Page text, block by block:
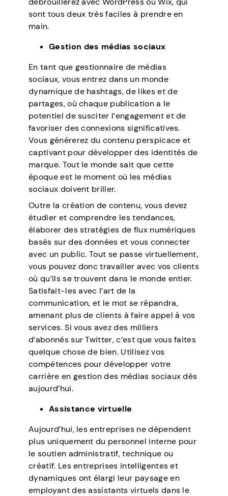
sont tous deux très faciles à prendre en
main.
Gestion des médias sociaux
En tant que gestionnaire de médias
sociaux, vous entrez dans un monde
dynamique de hashtags, de likes et de
partages, où chaque publication a le
potentiel de susciter l’engagement et de
favoriser des connexions significatives.
Vous générerez du contenu perspicace et
captivant pour développer des identités de
marque. Tout le monde sait que cette
époque est le moment où les médias
sociaux doivent briller.
Outre la création de contenu, vous devez
étudier et comprendre les tendances,
élaborer des stratégies de flux numériques
basés sur des données et vous connecter
avec un public. Tout se passe virtuellement,
vous pouvez donc travailler avec vos clients
où qu’ils se trouvent dans le monde entier.
Satisfait-les avec l’art de la
communication, et le mot se répandra,
amenant plus de clients à faire appel à vos
services. Si vous avez des milliers
d’abonnés sur Twitter, c’est que vous faites
quelque chose de bien. Utilisez vos
compétences pour développer votre
carrière en gestion des médias sociaux dès
aujourd’hui.
Assistance virtuelle
Aujourd’hui, les entreprises ne dépendent
plus uniquement du personnel interne pour
le soutien administratif, technique ou
créatif. Les entreprises intelligentes et
dynamiques ont élargi leur paysage en
employant des assistants virtuels dans le